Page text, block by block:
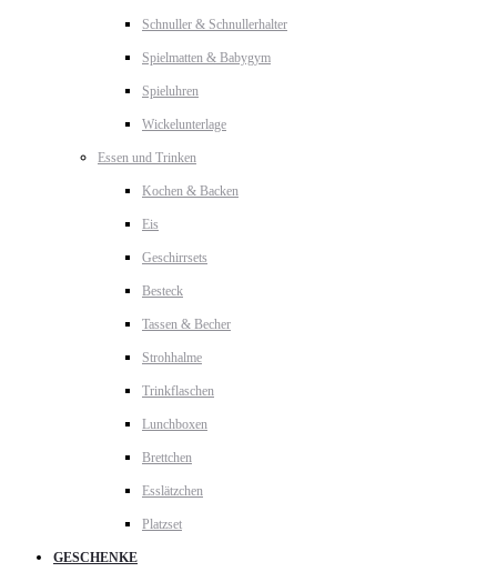
Schnuller & Schnullerhalter
Spielmatten & Babygym
Spieluhren
Wickelunterlage
Essen und Trinken
Kochen & Backen
Eis
Geschirrsets
Besteck
Tassen & Becher
Strohhalme
Trinkflaschen
Lunchboxen
Brettchen
Esslätzchen
Platzset
GESCHENKE